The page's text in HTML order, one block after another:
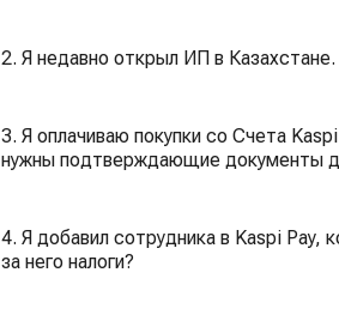
2. Я недавно открыл ИП в
3. Я оплачиваю покупки со Счета
нужны подтверждающие документы
4. Я добавил сотрудника в Kaspi Pay,
за него налоги?